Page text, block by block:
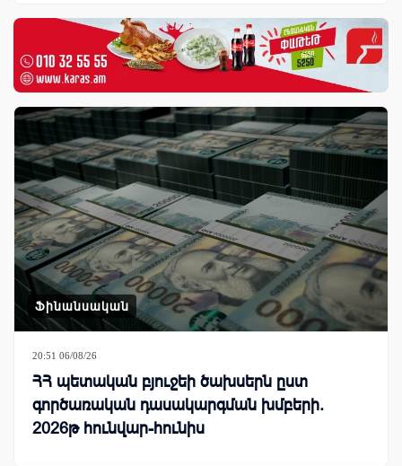
Ֆինանսական
20:51 06/08/26
ՀՀ պետական բյուջեի ծախսերն ըստ
գործառական դասակարգման խմբերի.
2026թ հունվար-հունիս